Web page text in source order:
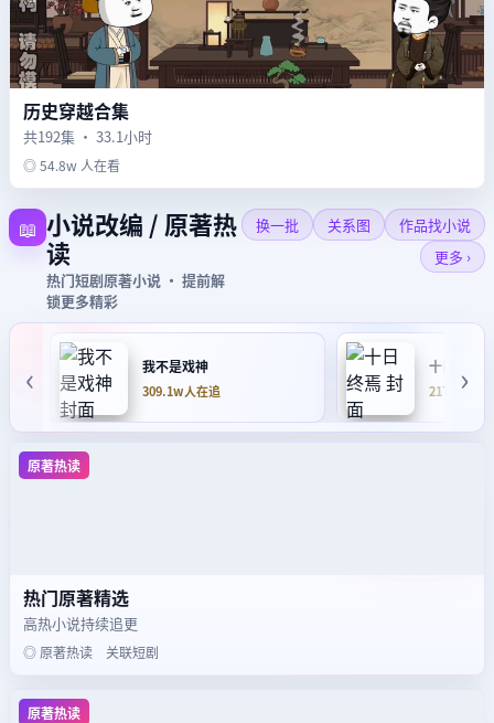
历史穿越合集
共192集 · 33.1小时
◎ 54.8w 人在看
📖 小说改编 / 原著热
读
热门短剧原著小说 · 提前解
锁更多精彩
换一批 关系图
作品找小说
更多 ›
‹ 我不是戏神
309.1w人在追
十日终焉
217.5w人
›
原著热读
热门原著精选
高热小说持续追更
◎ 原著热读 关联短剧
原著热读